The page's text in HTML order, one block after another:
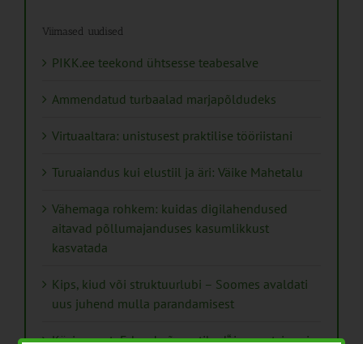
Viimased uudised
PIKK.ee teekond ühtsesse teabesalve
Ammendatud turbaalad marjapõldudeks
Virtuaaltara: unistusest praktilise tööriistani
Turuaiandus kui elustiil ja äri: Väike Mahetalu
Vähemaga rohkem: kuidas digilahendused
aitavad põllumajanduses kasumlikkust
kasvatada
Kips, kiud või struktuurlubi – Soomes avaldati
uus juhend mulla parandamisest
Käsiraamat „Erksad võrgustikud“ innovatsiooni